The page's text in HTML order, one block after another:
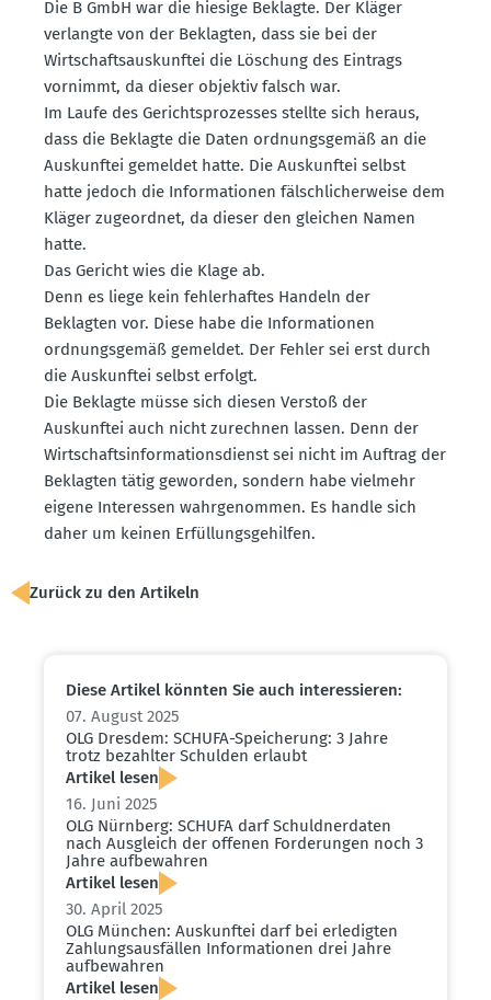
Die B GmbH war die hiesige Beklagte. Der Kläger
verlangte von der Beklagten, dass sie bei der
Wirtschafts­aus­kunftei die Löschung des Eintrags
vornimmt, da dieser objektiv falsch war.
Im Laufe des Gerichts­pro­zesses stellte sich heraus,
dass die Beklagte die Daten ordnungs­gemäß an die
Auskunftei gemeldet hatte. Die Auskunftei selbst
hatte jedoch die Infor­ma­tionen fälsch­li­cher­weise dem
Kläger zugeordnet, da dieser den gleichen Namen
hatte.
Das Gericht wies die Klage ab.
Denn es liege kein fehler­haftes Handeln der
Beklagten vor. Diese habe die Infor­ma­tionen
ordnungs­gemäß gemeldet. Der Fehler sei erst durch
die Auskunftei selbst erfolgt.
Die Beklagte müsse sich diesen Verstoß der
Auskunftei auch nicht zurechnen lassen. Denn der
Wirtschafts­in­for­ma­ti­ons­dienst sei nicht im Auftrag der
Beklagten tätig geworden, sondern habe vielmehr
eigene Inter­essen wahrge­nommen. Es handle sich
daher um keinen Erfül­lungs­ge­hilfen.
Zurück zu den Artikeln
Diese Artikel könnten Sie auch inter­es­sieren:
07. August 2025
OLG Dresdem: SCHUFA-Speicherung: 3 Jahre
trotz bezahlter Schulden erlaubt
Artikel lesen
16. Juni 2025
OLG Nürnberg: SCHUFA darf Schuld­ner­daten
nach Ausgleich der offenen Forde­rungen noch 3
Jahre aufbe­wahren
Artikel lesen
30. April 2025
OLG München: Auskunftei darf bei erledigten
Zahlungs­aus­fällen Infor­ma­tionen drei Jahre
aufbe­wahren
Artikel lesen